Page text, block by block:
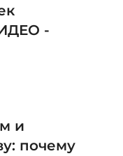
-
и
почему